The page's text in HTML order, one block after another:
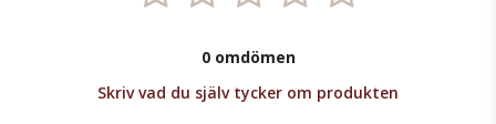
0 omdömen
Skriv vad du själv tycker om produkten